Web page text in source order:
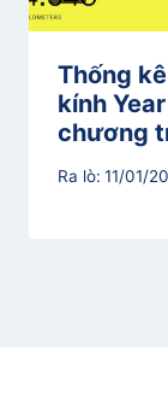
Thống
kính
chương
Ra lò: 11/01/